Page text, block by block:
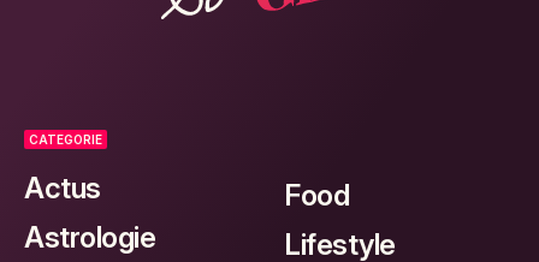
CATEGORIE
Actus
Astrologie
Food
Lifestyle